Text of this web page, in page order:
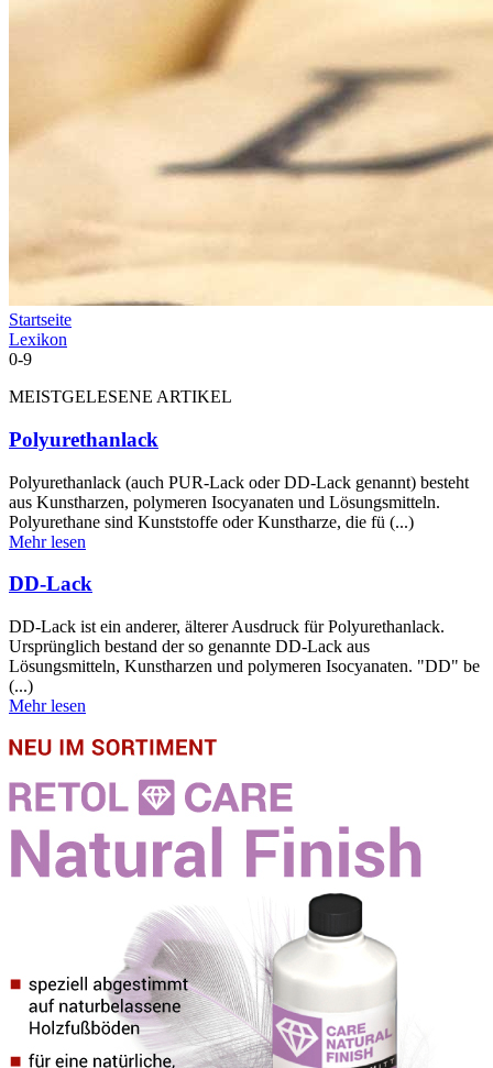
Startseite
Lexikon
0-9
MEISTGELESENE ARTIKEL
Polyurethanlack
Polyurethanlack (auch PUR-Lack oder DD-Lack genannt) besteht
aus Kunstharzen, polymeren Isocyanaten und Lösungsmitteln.
Polyurethane sind Kunststoffe oder Kunstharze, die fü (...)
Mehr lesen
DD-Lack
DD-Lack ist ein anderer, älterer Ausdruck für Polyurethanlack.
Ursprünglich bestand der so genannte DD-Lack aus
Lösungsmitteln, Kunstharzen und polymeren Isocyanaten. "DD" be
(...)
Mehr lesen